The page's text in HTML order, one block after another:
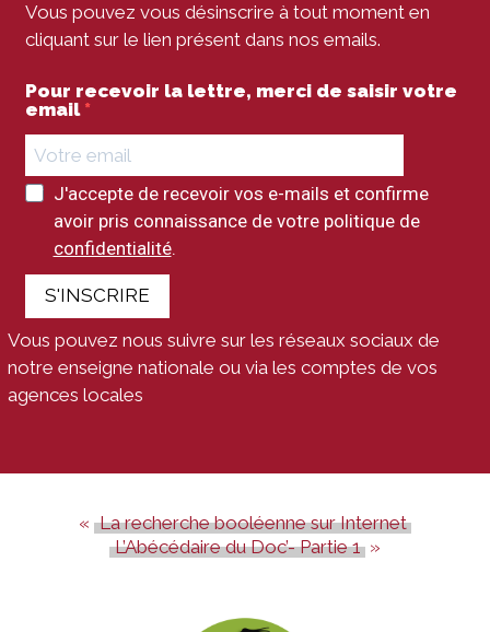
Vous pouvez vous désinscrire à tout moment en
cliquant sur le lien présent dans nos emails.
Pour recevoir la lettre, merci de saisir votre
email
J'accepte de recevoir vos e-mails et confirme
avoir pris connaissance de votre politique de
confidentialité.
S'INSCRIRE
Vous pouvez nous suivre sur les réseaux sociaux de
notre enseigne nationale ou via les comptes de vos
agences locales
La recherche booléenne sur Internet
L’Abécédaire du Doc’- Partie 1